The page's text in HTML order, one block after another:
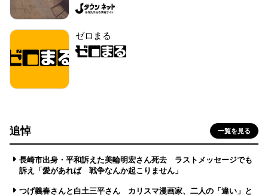
ゼロまる
追悼 一覧を見る
長崎市出身・平和訴えた美輪明宏さん死去 ラストメッセージでも
訴え「愛があれば 戦争なんか起こりません」
つげ義春さんと白土三平さん カリスマ漫画家、二人の「違い」と